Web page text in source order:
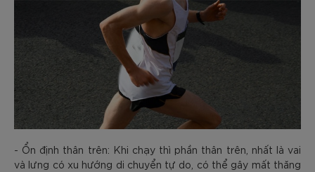
- Ổn định thân trên: Khi chạy thì phần thân trên, nhất là vai
và lưng có xu hướng di chuyển tự do, có thể gây mất thăng